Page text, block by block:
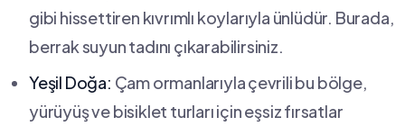
gibi hissettiren kıvrımlı koylarıyla​ ünlüdür. ‍Burada,
​berrak suyun tadını çıkarabilirsiniz.
Yeşil‍ Doğa: Çam ormanlarıyla⁣ çevrili bu bölge,
yürüyüş ve bisiklet turları için‌ eşsiz​ fırsatlar